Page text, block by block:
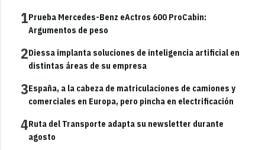
1Prueba Mercedes-Benz eActros 600 ProCabin:
Argumentos de peso
2Diessa implanta soluciones de inteligencia artificial en
distintas áreas de su empresa
3España, a la cabeza de matriculaciones de camiones y
comerciales en Europa, pero pincha en electrificación
4Ruta del Transporte adapta su newsletter durante
agosto